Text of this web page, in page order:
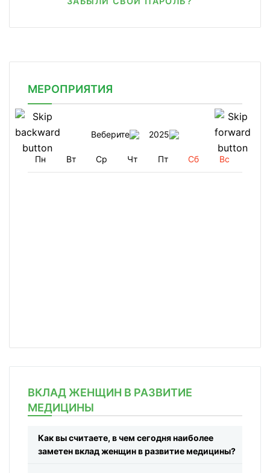
МЕРОПРИЯТИЯ
Веберите 2025
Пн Вт Ср Чт Пт Сб Вс
ВКЛАД ЖЕНЩИН В РАЗВИТИЕ
МЕДИЦИНЫ
Как вы считаете, в чем сегодня наиболее
заметен вклад женщин в развитие медицины?